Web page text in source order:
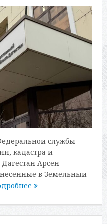
службы
кадастра и
Арсен
в Земельный